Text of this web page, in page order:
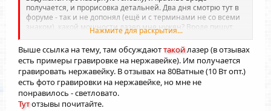
получается, и прорисовка детальней. Два дня смотрю тут в
форуме - так и не допонял (ещё и с терминами не со всеми
знаком), какой мощности лазер мне нужен? Вроде пишут,
что 20Вт достаточно.
Вот в озоне присмотрел пару головок:
https://www.ozon.ru/product/lazernyy-modul-80-vt-fakticheskaya-
moshchnost-10vt-s-vozdushnoy-nasadkoy-podhodit-dlya-
1678967682/
У этой пишут 80 Вт, фактическая 10. Ценник - гуманный. Не
хватит?
https://www.ozon.ru/product/acmer-p2-20vt-lazernaya-golovka-
Нажмите для раскрытия...
Выше ссылка на тему, там обсуждаюттакойлазер (в отзывах
есть примеры гравировке на нержавейке). Им получается
гравировать нержавейку. В отзывах на 80Ватные (10 Вт опт.)
есть фото гравировки на нержавейке, но мне не
понравилось - светловато.
Тутотзывы почитайте.